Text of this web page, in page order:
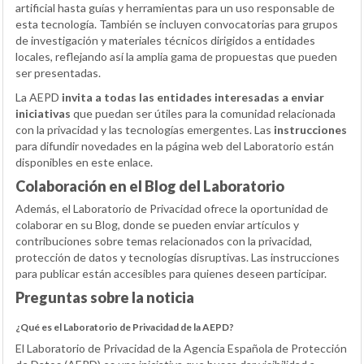
artificial hasta guías y herramientas para un uso responsable de
esta tecnología. También se incluyen convocatorias para grupos
de investigación y materiales técnicos dirigidos a entidades
locales, reflejando así la amplia gama de propuestas que pueden
ser presentadas.
La AEPD invita a todas las entidades interesadas a enviar
iniciativas que puedan ser útiles para la comunidad relacionada
con la privacidad y las tecnologías emergentes. Las instrucciones
para difundir novedades en la página web del Laboratorio están
disponibles en este enlace.
Colaboración en el Blog del Laboratorio
Además, el Laboratorio de Privacidad ofrece la oportunidad de
colaborar en su Blog, donde se pueden enviar artículos y
contribuciones sobre temas relacionados con la privacidad,
protección de datos y tecnologías disruptivas. Las instrucciones
para publicar están accesibles para quienes deseen participar.
Preguntas sobre la noticia
¿Qué es el Laboratorio de Privacidad de la AEPD?
El Laboratorio de Privacidad de la Agencia Española de Protección